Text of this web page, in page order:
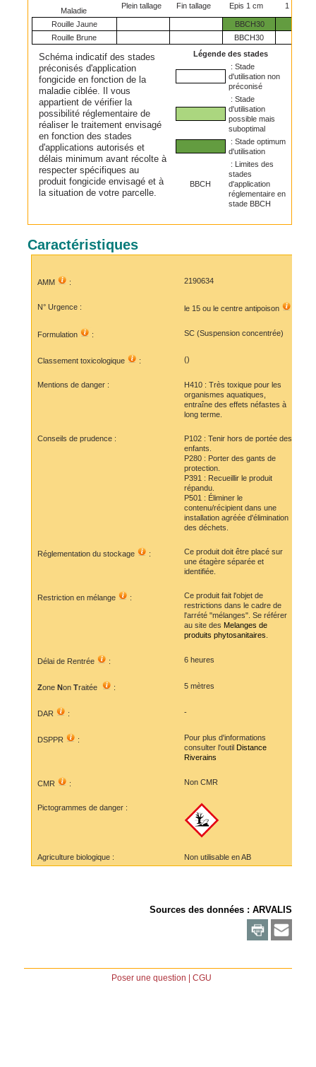
Maladie
Plein tallage Fin tallage Epis 1 cm 1 nœud
Rouille Jaune
BBCH30
Rouille Brune
BBCH30
Schéma indicatif des stades
préconisés d'application
fongicide en fonction de la
maladie ciblée. Il vous
appartient de vérifier la
possibilité réglementaire de
réaliser le traitement envisagé
en fonction des stades
d'applications autorisés et
délais minimum avant récolte à
respecter spécifiques au
produit fongicide envisagé et à
la situation de votre parcelle.
Légende des stades
: Stade
d'utilisation non
préconisé
: Stade
d'utilisation
possible mais
suboptimal
: Stade optimum
d'utilisation
BBCH
: Limites des
stades
d'application
réglementaire en
stade BBCH
Caractéristiques
AMM : 2190634
N° Urgence : le 15 ou le centre antipoison
Formulation : SC (Suspension concentrée)
Classement toxicologique : ()
Mentions de danger :
H410 : Très toxique pour les
organismes aquatiques,
entraîne des effets néfastes à
long terme.
Conseils de prudence :
P102 : Tenir hors de portée des
enfants.
P280 : Porter des gants de
protection.
P391 : Recueillir le produit
répandu.
P501 : Éliminer le
contenu/récipient dans une
installation agréée d'élimination
des déchets.
Réglementation du stockage :
Ce produit doit être placé sur
une étagère séparée et
identifiée.
Restriction en mélange :
Ce produit fait l'objet de
restrictions dans le cadre de
l'arrété "mélanges". Se référer
au site des Melanges de
produits phytosanitaires
Délai de Rentrée : 6 heures
Zone Non Traitée : 5 mètres
DAR : -
DSPPR :
Pour plus d'informations
consulter l'outil Distance
Riverains
CMR : Non CMR
Pictogrammes de danger :
Agriculture biologique : Non utilisable en AB
Sources des données :ARVALIS
Poser une question | CGU